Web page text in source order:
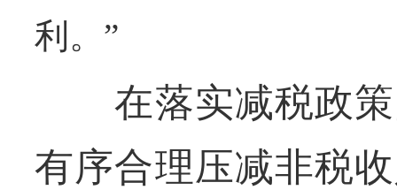
利。”
在落实减税政策
有序合理压减非税